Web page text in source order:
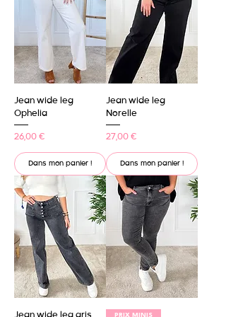
Jean wide leg
Ophelia
Prix
26,00 €
Dans mon panier !
Jean wide leg
Norelle
Prix
27,00 €
Dans mon panier !
PRIX MINIS